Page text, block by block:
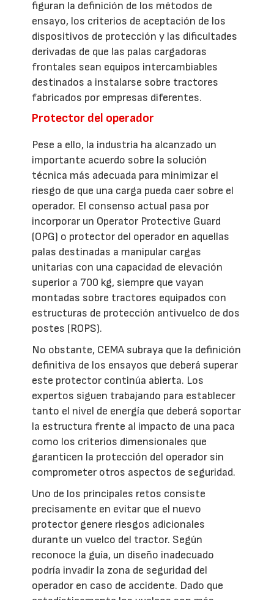
figuran la definición de los métodos de
ensayo, los criterios de aceptación de los
dispositivos de protección y las dificultades
derivadas de que las palas cargadoras
frontales sean equipos intercambiables
destinados a instalarse sobre tractores
fabricados por empresas diferentes.
Protector del operador
Pese a ello, la industria ha alcanzado un
importante acuerdo sobre la solución
técnica más adecuada para minimizar el
riesgo de que una carga pueda caer sobre el
operador. El consenso actual pasa por
incorporar un Operator Protective Guard
(OPG) o protector del operador en aquellas
palas destinadas a manipular cargas
unitarias con una capacidad de elevación
superior a 700 kg, siempre que vayan
montadas sobre tractores equipados con
estructuras de protección antivuelco de dos
postes (ROPS).
No obstante, CEMA subraya que la definición
definitiva de los ensayos que deberá superar
este protector continúa abierta. Los
expertos siguen trabajando para establecer
tanto el nivel de energía que deberá soportar
la estructura frente al impacto de una paca
como los criterios dimensionales que
garanticen la protección del operador sin
comprometer otros aspectos de seguridad.
Uno de los principales retos consiste
precisamente en evitar que el nuevo
protector genere riesgos adicionales
durante un vuelco del tractor. Según
reconoce la guía, un diseño inadecuado
podría invadir la zona de seguridad del
operador en caso de accidente. Dado que